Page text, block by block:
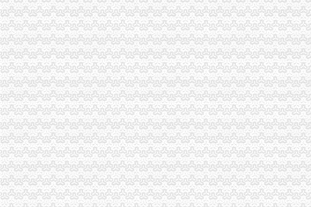
外贸公司注册流程
注册深圳内资外贸公司流程和费用-深圳58同城
哪个老兄熟悉在青岛或者保税区注册外贸的公司的流程？-青青岛社区
外贸公司注册资金
如何成立一家外贸公司？低注册资本需要多少资金？-阿里巴巴行业
帮助你从零开办一家外贸公司,只收注册资金的3%代理服务费-杭州求
外贸公司注册条件
【长沙贸易公司注册_贸易公司注册条件_国际贸易公司注册】-长沙赶
前海贸易公司注册条件以及优势？-商务服务-滨州媒网
重庆代办外贸公司
【威海外贸出口退税网_外贸出口退税代理_外贸公司出口退税】-威海
【外贸欧美代理】外贸欧美代理价格_外贸欧美代理批发_外贸欧美代理
外贸公司注册要求
上海自贸区注册国际贸易公司的条件是什么_搜狐财经_搜狐网